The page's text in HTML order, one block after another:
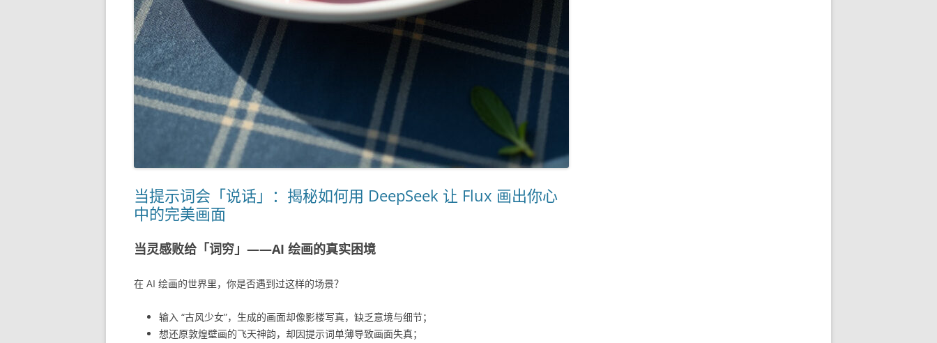
当提示词会「说话」：揭秘如何用 DeepSeek 让 Flux 画出你心
中的完美画面
当灵感败给「词穷」——AI 绘画的真实困境
在 AI 绘画的世界里，你是否遇到过这样的场景？
输入 “古风少女”，生成的画面却像影楼写真，缺乏意境与细节；
想还原敦煌壁画的飞天神韵，却因提示词单薄导致画面失真；